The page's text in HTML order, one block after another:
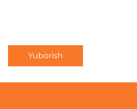
Yuborish